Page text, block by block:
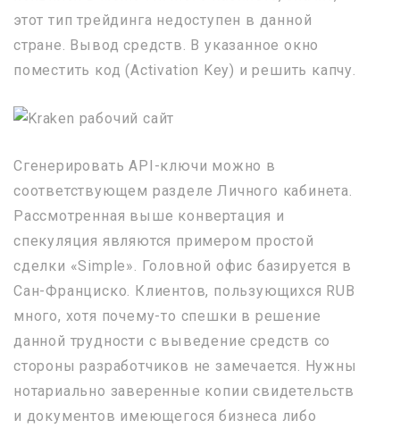
этот тип трейдинга недоступен в данной
стране. Вывод средств. В указанное окно
поместить код (Activation Key) и решить капчу.
Сгенерировать API-ключи можно в
соответствующем разделе Личного кабинета.
Рассмотренная выше конвертация и
спекуляция являются примером простой
сделки «Simple». Головной офис базируется в
Сан-Франциско. Клиентов, пользующихся RUB
много, хотя почему-то спешки в решение
данной трудности с выведение средств со
стороны разработчиков не замечается. Нужны
нотариально заверенные копии свидетельств
и документов имеющегося бизнеса либо